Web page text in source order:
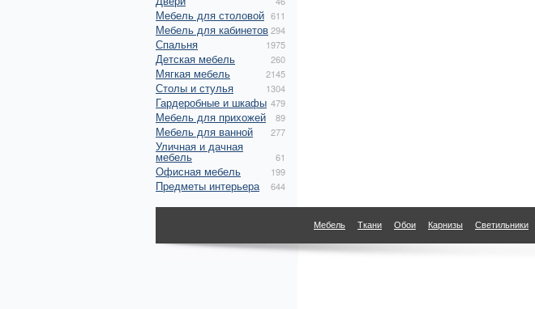
Мебель для столовой 611
Мебель для кабинетов294
Спальня 1975
Детская мебель 260
Мягкая мебель 2145
Столы и стулья 1304
Гардеробные и шкафы 479
Мебель для прихожей 89
Мебель для ванной 277
Уличная и дачная
мебель 61
Офисная мебель 199
Предметы интерьера 644
Мебель Ткани Обои Карнизы Светильники